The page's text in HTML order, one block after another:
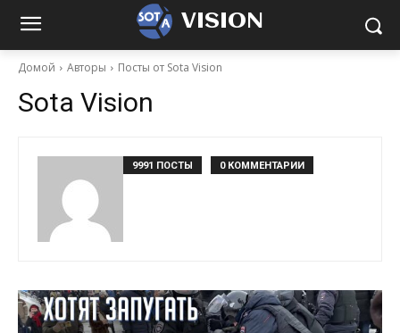
VISION
Домой Авторы Посты от Sota Vision
Sota Vision
9991 ПОСТЫ 0 КОММЕНТАРИИ